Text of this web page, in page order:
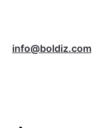
info@boldiz.com